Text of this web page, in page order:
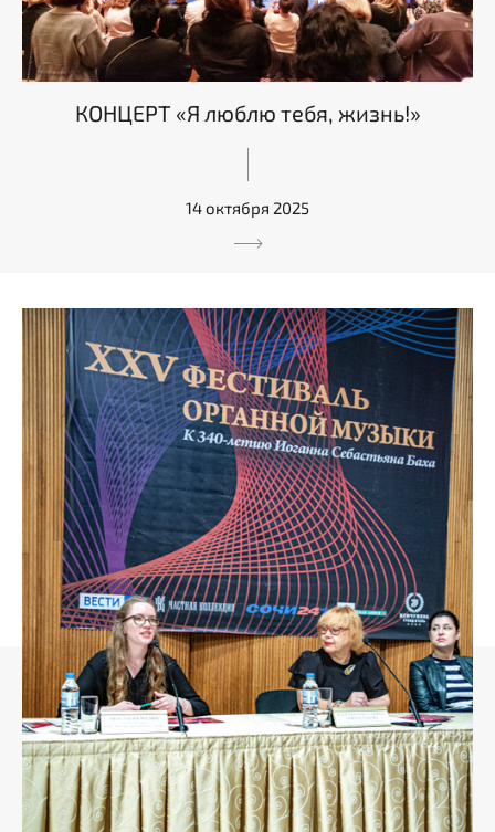
КОНЦЕРТ «Я люблю тебя, жизнь!»
14 октября 2025